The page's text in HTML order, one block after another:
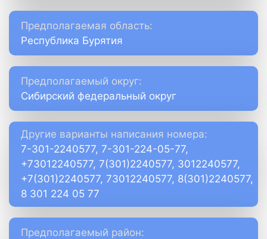
Предполагаемая область:
Республика Бурятия
Предполагаемый округ:
Сибирский федеральный округ
Другие варианты написания номера:
7-301-2240577, 7-301-224-05-77,
+73012240577, 7(301)2240577, 3012240577,
+7(301)2240577, 73012240577, 8(301)2240577,
8 301 224 05 77
Предполагаемый район: